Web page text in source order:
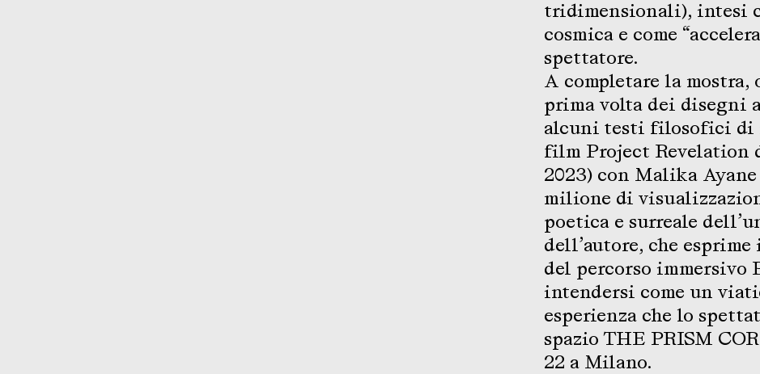
tridimensionali), intesi
cosmica e come
spettatore.
A completare la mostra,
prima volta dei disegni
alcuni testi filosofici di
film Project Revelation
2023) con Malika
milione di
poetica e surreale
dell’autore, che
del percorso immersivo
intendersi come un
esperienza che lo
spazio THE PRISM
22 a Milano.